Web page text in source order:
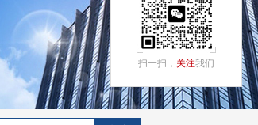
扫一扫， 关注我们